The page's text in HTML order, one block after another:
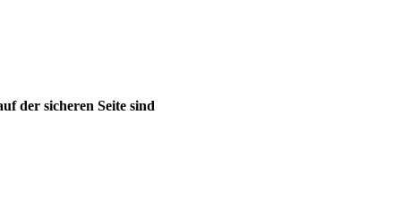
der sicheren Seite sind